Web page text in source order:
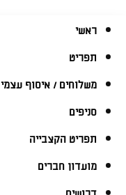
ראשי
תפריט
משלוחים / איסוף עצמי
סניפים
תפריט הקצבייה
מועדון חברים